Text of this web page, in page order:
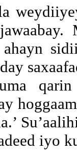
ahayn
iyo